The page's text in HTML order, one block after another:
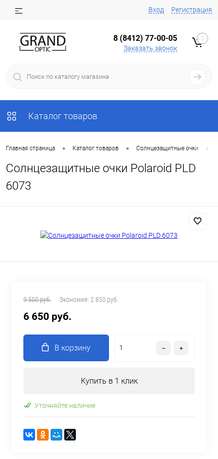
Вход Регистрация
8 (8412) 77-00-05
Заказать звонок
0
Каталог товаров
Главная страница • Каталог товаров • Солнцезащитные очки •
Солнцезащитные очки Polaroid PLD
6073
9 500 руб. Экономия: 2 850 руб.
6 650 руб.
В корзину
Купить в 1 клик
Уточняйте наличие